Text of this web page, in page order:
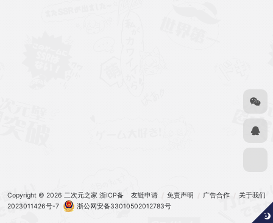
友链申请 免责声明 广告合作 关于我们
Copyright © 2026 二次元之家 浙ICP备
2023011426号-7
浙公网安备33010502012783号